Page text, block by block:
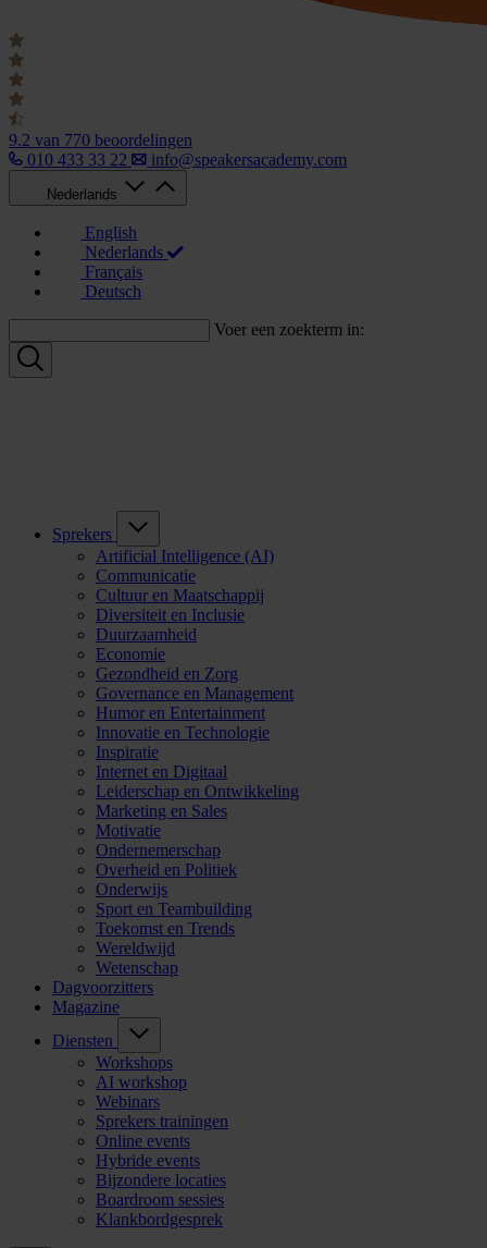
9.2 van 770 beoordelingen
010 433 33 22
info@speakersacademy.com
Nederlands
English
Nederlands
Français
Deutsch
Voer een zoekterm in:
Sprekers
Artificial Intelligence (AI)
Communicatie
Cultuur en Maatschappij
Diversiteit en Inclusie
Duurzaamheid
Economie
Gezondheid en Zorg
Governance en Management
Humor en Entertainment
Innovatie en Technologie
Inspiratie
Internet en Digitaal
Leiderschap en Ontwikkeling
Marketing en Sales
Motivatie
Ondernemerschap
Overheid en Politiek
Onderwijs
Sport en Teambuilding
Toekomst en Trends
Wereldwijd
Wetenschap
Dagvoorzitters
Magazine
Diensten
Workshops
AI workshop
Webinars
Sprekers trainingen
Online events
Hybride events
Bijzondere locaties
Boardroom sessies
Klankbordgesprek